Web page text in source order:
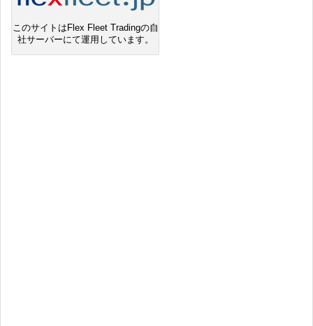
このサイトはFlex Fleet Tradingの自
社サーバーにて運用しています。